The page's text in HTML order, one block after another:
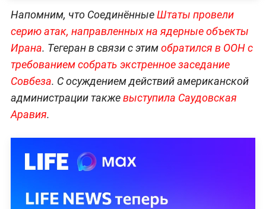
Напомним, что СоединённыеШтаты провели
серию атак, направленных на ядерные объекты
Ирана. Тегеран в связи с этимобратился в ООН с
требованием собрать экстренное заседание
Совбеза. С осуждением действий американской
администрации такжевыступила Саудовская
Аравия.